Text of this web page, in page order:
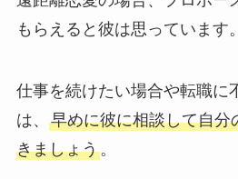
もらえると彼は思っています。
仕事を続けたい場合や転職に
は、 早めに彼に相談して自分
きましょう。